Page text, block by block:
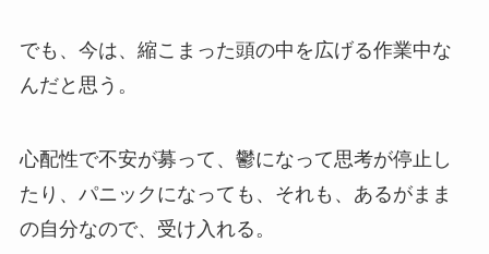
でも、今は、縮こまった頭の中を広げる作業中な
んだと思う。
心配性で不安が募って、鬱になって思考が停止し
たり、パニックになっても、それも、あるがまま
の自分なので、受け入れる。